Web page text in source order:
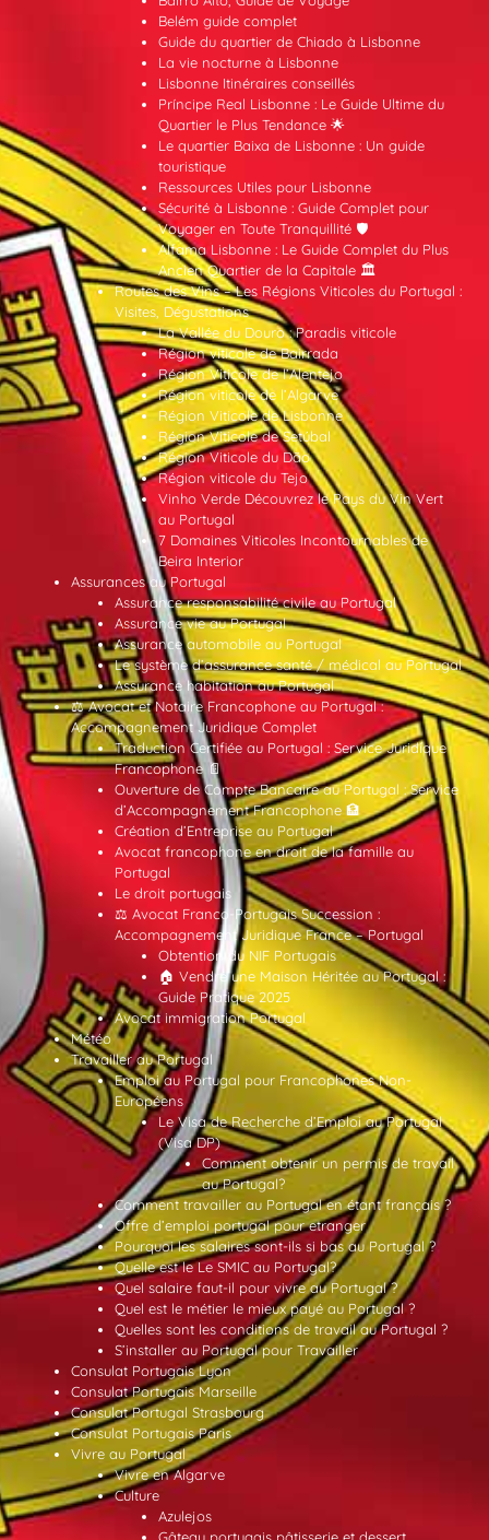
Belém guide complet
Guide du quartier de Chiado à Lisbonne
La vie nocturne à Lisbonne
Lisbonne Itinéraires conseillés
Príncipe Real Lisbonne : Le Guide Ultime du
Quartier le Plus Tendance 🌟
Le quartier Baixa de Lisbonne : Un guide
touristique
Ressources Utiles pour Lisbonne
Sécurité à Lisbonne : Guide Complet pour
Voyager en Toute Tranquillité 🛡️
Alfama Lisbonne : Le Guide Complet du Plus
Ancien Quartier de la Capitale 🏛️
Routes des Vins – Les Régions Viticoles du Portugal :
Visites, Dégustations
La Vallée du Douro : Paradis viticole
Région viticole de Bairrada
Région Viticole de l’Alentejo
Région viticole de l’Algarve
Région Viticole de Lisbonne
Région Viticole de Setúbal
Région Viticole du Dão
Région viticole du Tejo
Vinho Verde Découvrez le Pays du Vin Vert
au Portugal
7 Domaines Viticoles Incontournables de
Beira Interior
Assurances au Portugal
Assurance responsabilité civile au Portugal
Assurance vie au Portugal
Assurance automobile au Portugal
Le système d’assurance santé / médical au Portugal
Assurance habitation au Portugal
⚖️ Avocat et Notaire Francophone au Portugal :
Accompagnement Juridique Complet
Traduction Certifiée au Portugal : Service Juridique
Francophone 📄
Ouverture de Compte Bancaire au Portugal : Service
d’Accompagnement Francophone 🏦
Création d’Entreprise au Portugal
Avocat francophone en droit de la famille au
Portugal
Le droit portugais
⚖️ Avocat Franco-Portugais Succession :
Accompagnement Juridique France – Portugal
Obtention du NIF Portugais
🏠 Vendre une Maison Héritée au Portugal :
Guide Pratique 2025
Avocat immigration Portugal
Météo
Travailler au Portugal
Emploi au Portugal pour Francophones Non-
Européens
Le Visa de Recherche d’Emploi au Portugal
(Visa DP)
Comment obtenir un permis de travail
au Portugal?
Comment travailler au Portugal en étant français ?
Offre d’emploi portugal pour etranger
Pourquoi les salaires sont-ils si bas au Portugal ?
Quelle est le Le SMIC au Portugal?
Quel salaire faut-il pour vivre au Portugal ?
Quel est le métier le mieux payé au Portugal ?
Quelles sont les conditions de travail au Portugal ?
S’installer au Portugal pour Travailler
Consulat Portugais Lyon
Consulat Portugais Marseille
Consulat Portugal Strasbourg
Consulat Portugais Paris
Vivre au Portugal
Vivre en Algarve
Culture
Azulejos